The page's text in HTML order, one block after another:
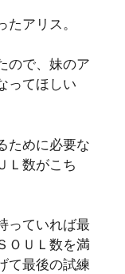
アリス。
ので、妹のア
ってほしい
ために必要な
Ｌ数がこち
っていれば最
ＯＵＬ数を満
て最後の試練